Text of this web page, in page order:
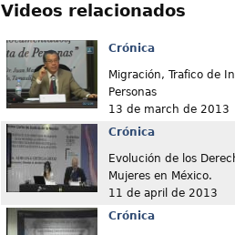
Videos relacionados
Crónica
Migración, Trafico de
Personas
13 de march de 2013
Crónica
Evolución de los
Mujeres en México.
11 de april de 2013
Crónica